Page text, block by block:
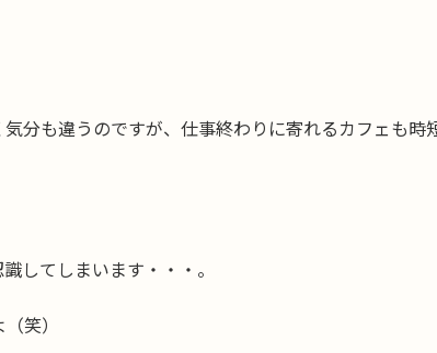
分も違うのですが、仕事終わりに寄れるカフェも時
してしまいます・・・。
笑）